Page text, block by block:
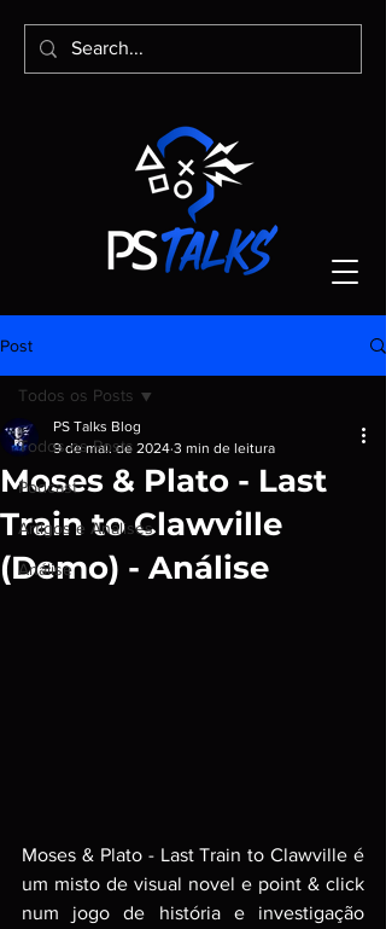
Post
Todos os Posts
Podcast
Artigos e Análises
Análise
Todos os Posts
Moses & Plato - Last
Train to Clawville
(Demo) - Análise
PS Talks Blog
9 de mai. de 2024 3 min de leitura
Moses & Plato - Last Train to Clawville é
um misto de visual novel e point & click
num jogo de história e investigação